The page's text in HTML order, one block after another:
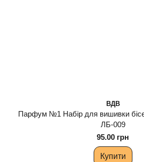
ВДВ
Парфум №1 Набір для вишивки
ЛБ-009
95.00 грн
Купити